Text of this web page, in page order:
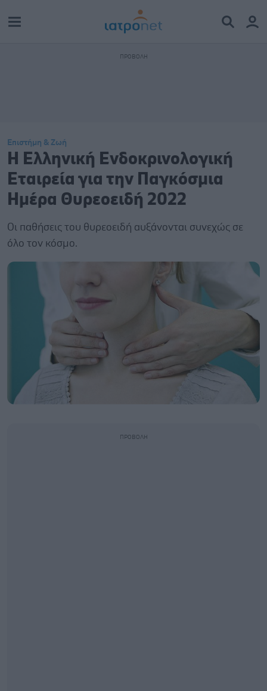
Επιστήμη & Ζωή
Η Ελληνική Ενδοκρινολογική
Εταιρεία για την Παγκόσμια
Ημέρα Θυρεοειδή 2022
Οι παθήσεις του θυρεοειδή αυξάνονται συνεχώς σε
όλο τον κόσμο.